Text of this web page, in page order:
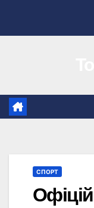
СПОРТ